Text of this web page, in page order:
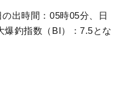
出時間：05時05分、日
爆釣指数（BI）：7.5とな